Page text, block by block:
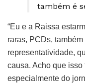
também é
“Eu e a Raissa
raras, PCDs,
representatividade,
causa. Acho que
especialmente do